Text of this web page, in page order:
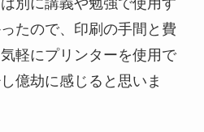
別に講義や勉強で使用す
たので、印刷の手間と費
軽にプリンターを使用で
億劫に感じると思いま